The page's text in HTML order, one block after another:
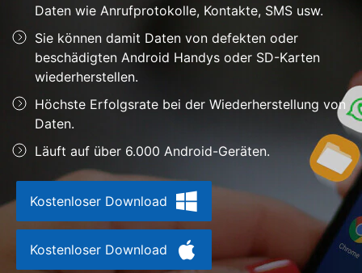
Hilfe und Unterstützung erhalten
DOWNLOAD Anmelden
Suchen
Daten wie Anrufprotokolle, Kontakte, SMS usw.
Sie können damit Daten von defekten oder
beschädigten Android Handys oder SD-Karten
wiederherstellen.
Höchste Erfolgsrate bei der Wiederherstellung von
Daten.
Läuft auf über 6.000 Android-Geräten.
Kostenloser Download
Kostenloser Download